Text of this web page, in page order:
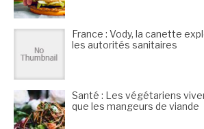
France : Vody, la canette
les autorités sanitaires
Santé : Les végétariens
que les mangeurs de viande